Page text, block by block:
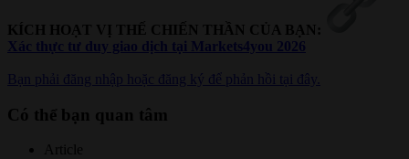
KÍCH HOẠT VỊ THẾ CHIẾN THẦN CỦA BẠN:
Xác thực tư duy giao dịch tại Markets4you 2026
Bạn phải đăng nhập hoặc đăng ký để phản hồi tại đây.
Có thể bạn quan tâm
Article